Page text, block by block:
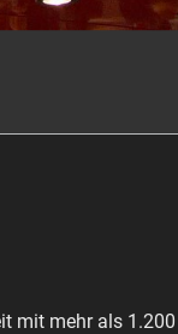
mit mehr als